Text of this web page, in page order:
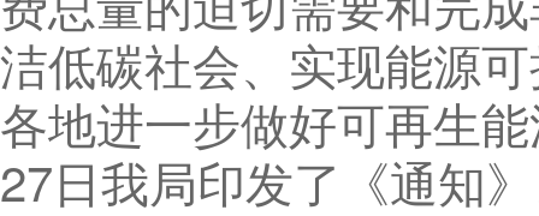
洁低碳社会、实现能源
各地进一步做好可再生
27日我局印发了《通知